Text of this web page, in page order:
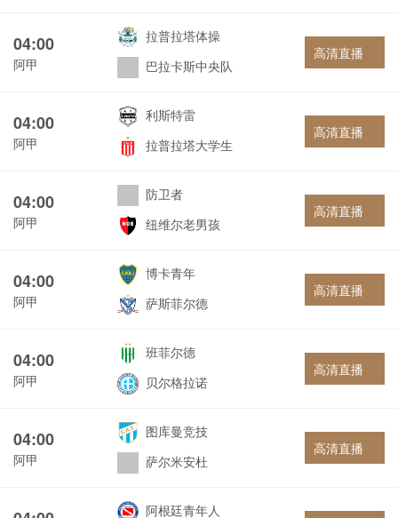
04:00
阿甲
拉普拉塔体操
巴拉卡斯中央队
高清直播
04:00
阿甲
利斯特雷
拉普拉塔大学生
高清直播
04:00
阿甲
防卫者
纽维尔老男孩
高清直播
04:00
阿甲
博卡青年
萨斯菲尔德
高清直播
04:00
阿甲
班菲尔德
贝尔格拉诺
高清直播
04:00
阿甲
图库曼竞技
萨尔米安杜
高清直播
阿根廷青年人